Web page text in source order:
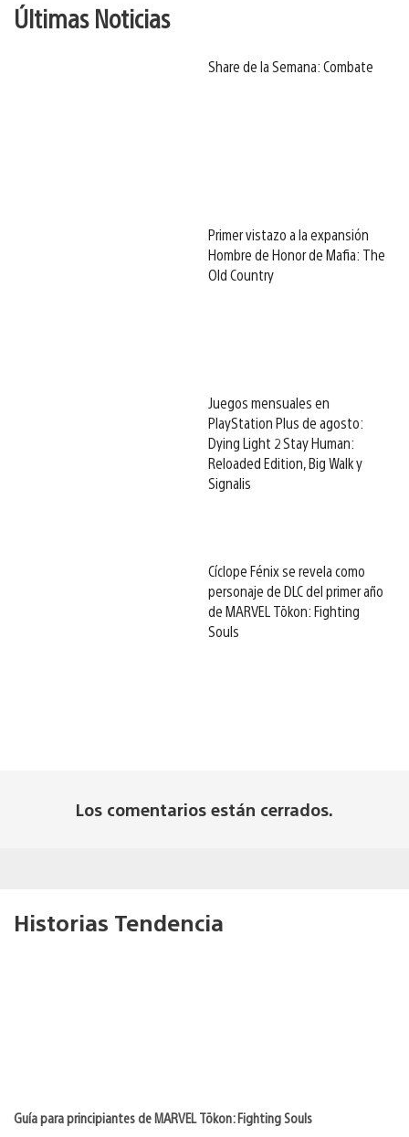
Últimas Noticias
Share de la Semana: Combate
Primer vistazo a la expansión
Hombre de Honor de Mafia: The
Old Country
Juegos mensuales en
PlayStation Plus de agosto:
Dying Light 2 Stay Human:
Reloaded Edition, Big Walk y
Signalis
Cíclope Fénix se revela como
personaje de DLC del primer año
de MARVEL Tōkon: Fighting
Souls
Los comentarios están cerrados.
Historias Tendencia
Guía para principiantes de MARVEL Tōkon: Fighting Souls